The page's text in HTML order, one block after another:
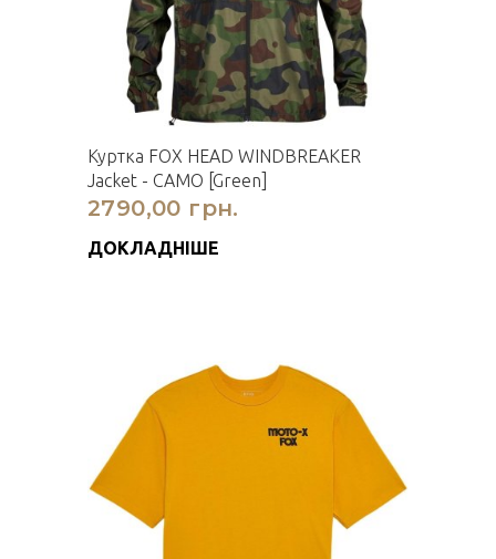
Куртка FOX HEAD WINDBREAKER
Jacket - CAMO [Green]
2790,00 грн.
ДОКЛАДНІШЕ